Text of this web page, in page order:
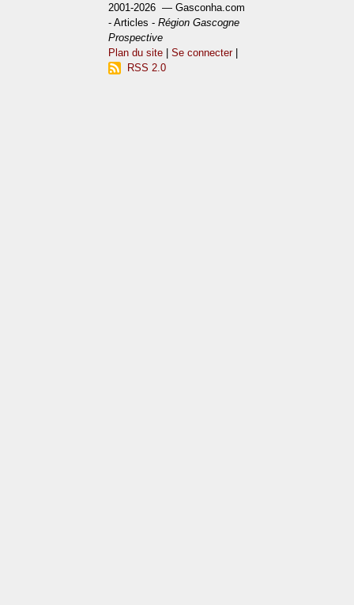
2001-2026 — Gasconha.com
- Articles -Région Gascogne
Prospective
Plan du site |Se connecter|
RSS 2.0